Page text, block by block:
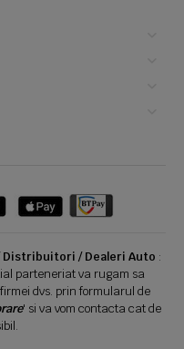
Distribuitori / Dealeri Auto :
parteneriat va rugam sa
dvs. prin formularul de
' si va vom contacta cat de